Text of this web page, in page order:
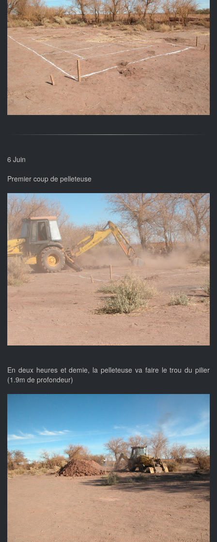
6 Juin
Premier coup de pelleteuse
En deux heures et demie, la pelleteuse va faire le trou du pilier
(1.9m de profondeur)